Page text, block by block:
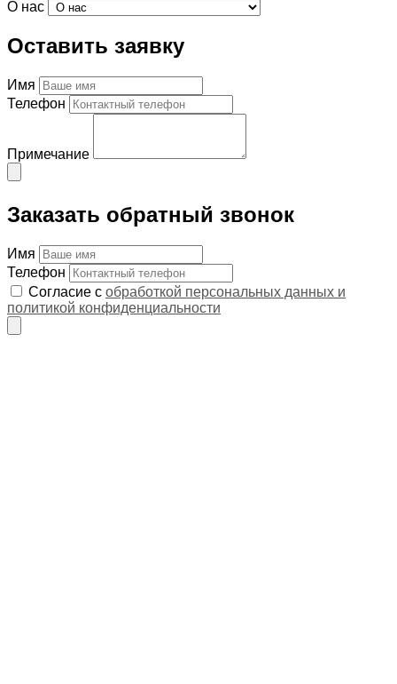
О нас
Оставить заявку
Имя
Телефон
Примечание
Заказать обратный звонок
Имя
Телефон
Согласие с обработкой персональных данных и
политикой конфиденциальности